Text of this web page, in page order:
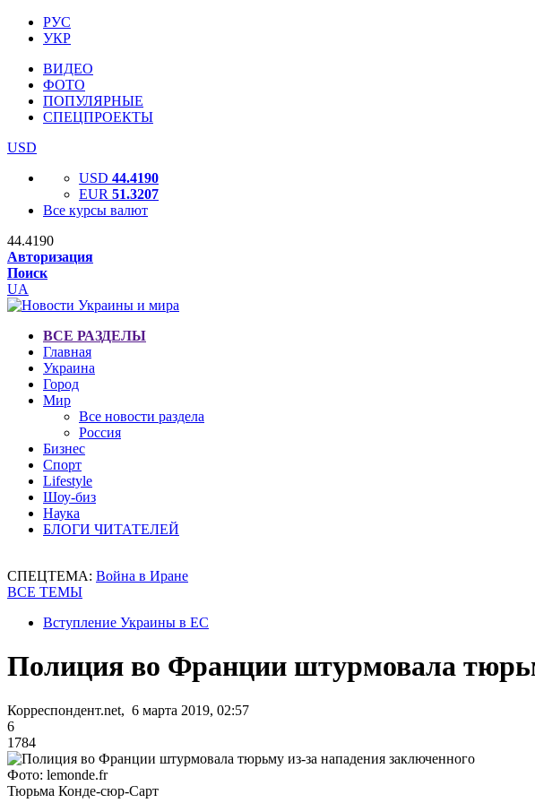
РУС
УКР
ВИДЕО
ФОТО
ПОПУЛЯРНЫЕ
СПЕЦПРОЕКТЫ
USD
USD 44.4190
EUR 51.3207
Все курсы валют
44.4190
Авторизация
Поиск
UA
ВСЕ РАЗДЕЛЫ
Главная
Украина
Город
Мир
Все новости раздела
Россия
Бизнес
Спорт
Lifestyle
Шоу-биз
Наука
БЛОГИ ЧИТАТЕЛЕЙ
СПЕЦТЕМА: Война в Иране
ВСЕ ТЕМЫ
Вступление Украины в ЕС
Полиция во Франции штурмовала
Корреспондент.net, 6 марта 2019, 02:57
6
1784
Фото: lemonde.fr
Тюрьма Конде-сюр-Сарт